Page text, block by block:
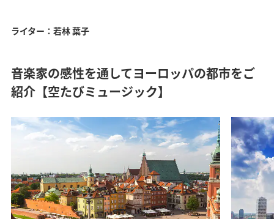
ライター：若林 葉子
音楽家の感性を通してヨーロッパの都市をご
紹介【空たびミュージック】